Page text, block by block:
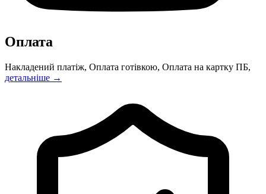
Оплата
Накладений платіж, Оплата готівкою, Оплата на картку ПБ,
детальніше →